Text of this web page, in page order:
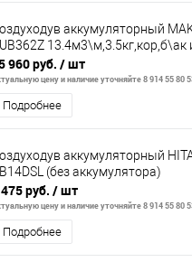
аккумуляторный
13.4м3\м,3.5кг,кор,б\ак
960 руб. / шт
цену и наличие уточняйте 8 914 55 80
Подробнее
аккумуляторный
(без аккумулятора)
руб. / шт
цену и наличие уточняйте 8 914 55 80
Подробнее